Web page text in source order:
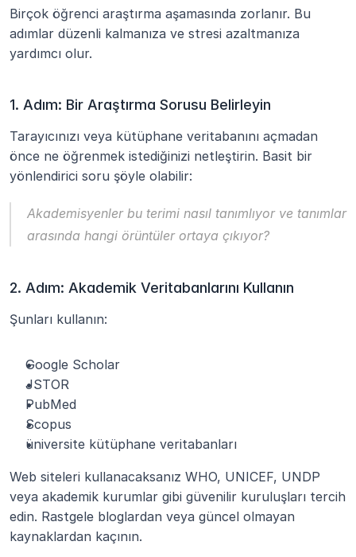
Birçok öğrenci araştırma aşamasında zorlanır. Bu
adımlar düzenli kalmanıza ve stresi azaltmanıza
yardımcı olur.
1. Adım: Bir Araştırma Sorusu Belirleyin
Tarayıcınızı veya kütüphane veritabanını açmadan
önce ne öğrenmek istediğinizi netleştirin. Basit bir
yönlendirici soru şöyle olabilir:
Akademisyenler bu terimi nasıl tanımlıyor ve tanımlar
arasında hangi örüntüler ortaya çıkıyor?
2. Adım: Akademik Veritabanlarını Kullanın
Şunları kullanın:
Google Scholar
JSTOR
PubMed
Scopus
üniversite kütüphane veritabanları
Web siteleri kullanacaksanız WHO, UNICEF, UNDP
veya akademik kurumlar gibi güvenilir kuruluşları tercih
edin. Rastgele bloglardan veya güncel olmayan
kaynaklardan kaçının.